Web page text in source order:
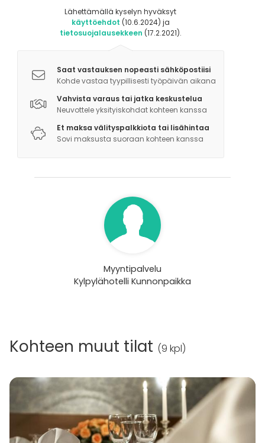
Tarjoamme asiakkaillemme ilmaisen pysäköinnin
suurella parkkipaikallamme!
Meille on helppo tulla niin julkisilla kuin omalla
autollakin ja ilmaiselta pysäköintialueelta löytyvät
edulliset latauspaikat myös reilulle 40:lle sähköautolle.
Lähettämällä kyselyn hyväksyt
käyttöehdot (10.6.2024) ja
tietosuojalausekkeen (17.2.2021).
Saat vastauksen nopeasti sähköpostiisi
Kohde vastaa tyypillisesti työpäivän aikana
Vahvista varaus tai jatka keskustelua
Neuvottele yksityiskohdat kohteen kanssa
Et maksa välityspalkkiota tai lisähintaa
Sovi maksusta suoraan kohteen kanssa
Myyntipalvelu
Kylpylähotelli Kunnonpaikka
Kohteen muut tilat (9 kpl)